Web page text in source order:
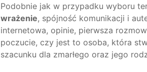
Podobnie jak w przypadku wyboru
wrażenie, spójność komunikacji i
internetowa, opinie, pierwsza
poczucie, czy jest to osoba, która
szacunku dla zmarłego oraz jego